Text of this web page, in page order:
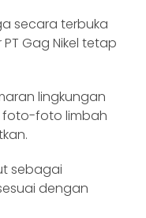
secara terbuka
Gag Nikel tetap
lingkungan
foto-foto limbah
sebagai
dengan